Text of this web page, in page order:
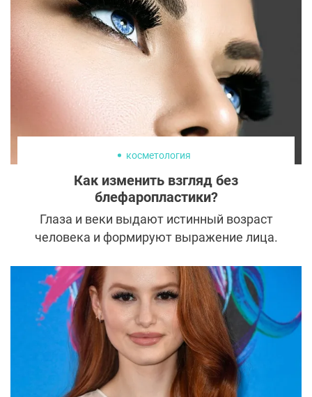
недостаточного объема хрящевой ткани.
Рассказываем о том, какие бывают
носовые импланты и какие проблемы с их
помощью можно решить.
косметология
Как изменить взгляд без
блефаропластики?
Глаза и веки выдают истинный возраст
человека и формируют выражение лица.
области кардинально меняет облик и
придает более молодой и свежий вид. Тем,
кто пока не готов к радикальным мерам в
виде блефаропластики, стоит обратить
внимание на наращивание ресниц.